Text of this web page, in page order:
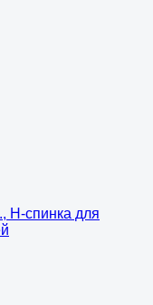
Н-спинка для